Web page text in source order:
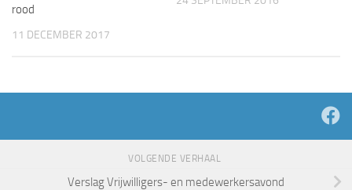
rood
11 DECEMBER 2017
VOLGENDE VERHAAL
Verslag Vrijwilligers- en medewerkersavond